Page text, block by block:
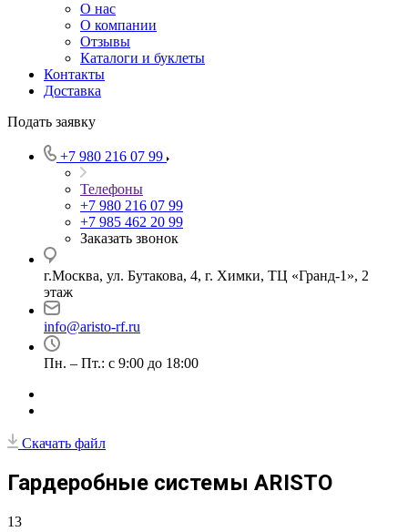
О нас
О компании
Отзывы
Каталоги и буклеты
Контакты
Доставка
Подать заявку
+7 980 216 07 99
Телефоны
+7 980 216 07 99
+7 985 462 20 99
Заказать звонок
г.Москва, ул. Бутакова, 4, г. Химки, ТЦ «Гранд-1», 2
этаж
info@aristo-rf.ru
Пн. – Пт.: с 9:00 до 18:00
Скачать файл
Гардеробные системы ARISTO
13